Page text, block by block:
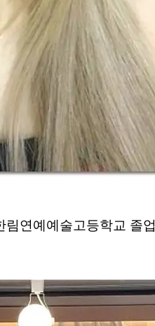
연예예술고등학교 졸업